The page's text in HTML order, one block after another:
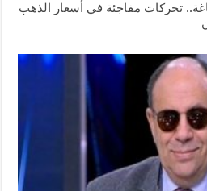
تحركات مفاجئة في أسعار الذهب